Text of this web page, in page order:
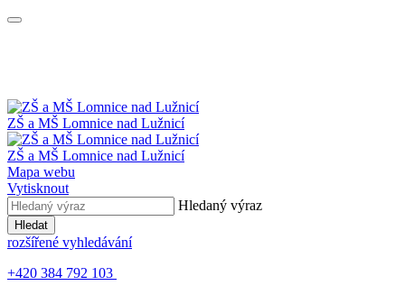
ZŠ a MŠ Lomnice nad Lužnicí
ZŠ a MŠ Lomnice nad Lužnicí
Mapa webu
Vytisknout
Hledaný výraz
Hledat
rozšířené vyhledávání
+420 384 792 103